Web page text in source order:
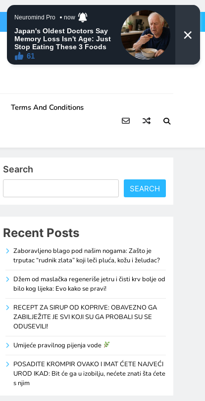
Terms And Conditions
Search
SEARCH
Recent Posts
Zaboravljeno blago pod našim nogama: Zašto je
trputac “rudnik zlata” koji leči pluća, kožu i želudac?
Džem od maslačka regeneriše jetru i čisti krv bolje od
bilo kog lijeka: Evo kako se pravi!
RECEPT ZA SIRUP OD KOPRIVE: OBAVEZNO GA
ZABILJEŽITE JE SVI KOJI SU GA PROBALI SU SE
ODUSEVILI!
Umijeće pravilnog pijenja vode
POSADITE KROMPIR OVAKO I IMAT ĆETE NAJVEĆI
UROD IKAD: Bit će ga u izobilju, nećete znati šta ćete
s njim